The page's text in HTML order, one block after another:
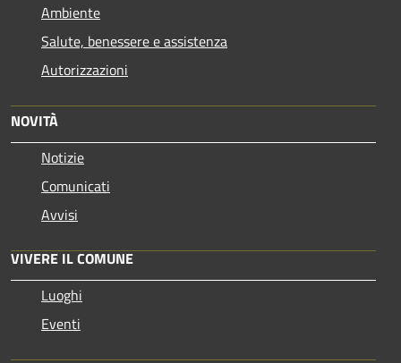
Ambiente
Salute, benessere e assistenza
Autorizzazioni
NOVITÀ
Notizie
Comunicati
Avvisi
VIVERE IL COMUNE
Luoghi
Eventi